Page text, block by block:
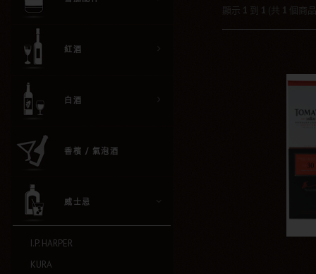
紅酒
白酒
香檳 / 氣泡酒
威士忌
I.P. HARPER
KURA
顯示 1 到 1 (共 1 個商